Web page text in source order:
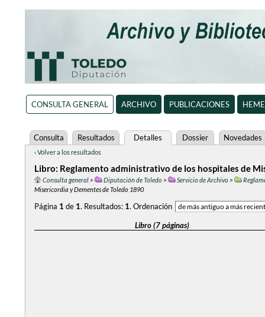
CONSULTA GENERAL ARCHIVO PUBLICACIONES
Consulta Resultados Detalles Dossier Novedades
‹ Volver a los resultados
Libro: Reglamento administrativo de los hospitales de
Consulta general> Diputación de Toledo> Servicio de Archivo>
Misericordia y Dementes de Toledo 1890
Página 1 de 1. Resultados: 1. Ordenación
Libro (7 páginas)